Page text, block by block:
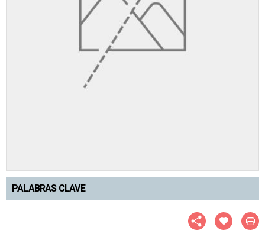
PALABRAS CLAVE